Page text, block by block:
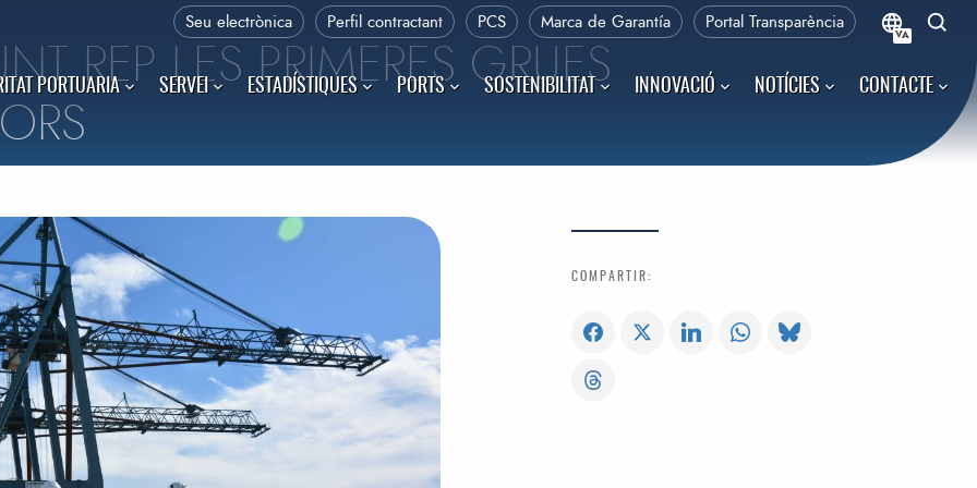
Seu electrònica Perfil contractant PCS Marca de Garantía Portal Transparència
VA
PORTUARIA SERVEI ESTADÍSTIQUES PORTS SOSTENIBILITAT INNOVACIÓ NOTÍCIES CONTACTE
REP LES PRIMERES GRUES
COMPARTIR: